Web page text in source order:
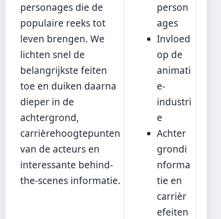
personages die de
populaire reeks tot
leven brengen. We
lichten snel de
belangrijkste feiten
toe en duiken daarna
dieper in de
achtergrond,
carrièrehoogtepunten
van de acteurs en
interessante behind-
the-scenes informatie.
person
ages
Invloed
op de
animati
e-
industri
e
Achter
grondi
nforma
tie en
carrièr
efeiten